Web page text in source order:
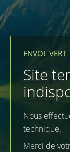
ENVOL VERT
Site
Nous
technique.
Merci de